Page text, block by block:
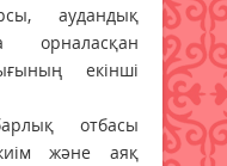
аудандық
орналасқан
екінші
отбасы
және аяқ